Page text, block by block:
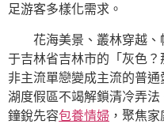
足游客多樣化需求。
花海美景、叢林穿越、
于吉林省吉林市的「灰色
非主流單戀變成主流的普
湖度假區不竭解鎖清冷弄
鐘銳先容包養情婦 ，聚焦